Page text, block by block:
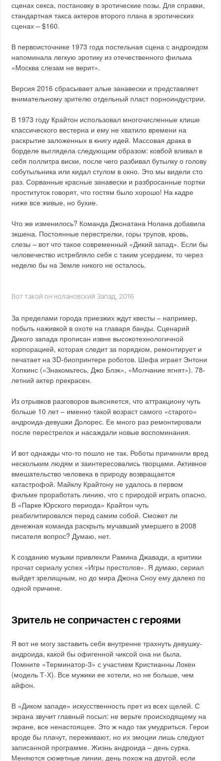
сценах секса, постановку в эротические позы. Для справки,
стандартная такса актеров второго плана в эротических
сценах – $160.
В первоисточнике 1973 года постельная сцена с андроидом
напоминала легкую эротику из отечественного фильма
«Москва слезам не верит».
Версия 2016 сбрасывает алые занавески и представляет
внимательному зрителю отдельный пласт порноиндустрии.
В 1973 году Крайтон использовал многочисленные клише
классического вестерна и ему не хватило времени на
раскрытие заложенных в книгу идей. Массовая драка в
борделе выглядела следующим образом: ковбой вливал в
себя поллитра виски, после чего разбивал бутылку о голову
собутыльника или кидал стулом в окно. Это мы видели сто
раз. Сорванные красные занавески и разбросанные портки
проституток говорят, что гостям было хорошо! На кадре
ниже все живые, но бухие.
Что же изменилось? Команда Джонатана Нолана добавила
экшена. Постоянные перестрелки, горы трупов, кровь,
слезы – вот что такое современный «Дикий запад». Если бы
человечество истребляло себя с таким усердием, то через
неделю бы на Земле никого не осталось.
Вот такой он нолановский Запад, 2016
За пределами города приезжих ждут квесты – например,
побыть наживкой в охоте на главаря банды. Сценарий
Дикого запада прописан извне высокотехнологичной
корпорацией, которая следит за порядком, ремонтирует и
печатает на 3D-биопринтере роботов. Шефа играет Энтони
Хопкинс («Знакомьтесь, Джо Блэк», «Молчание ягнят»). 78-
летний актер прекрасен.
Из отрывков разговоров выясняется, что аттракциону чуть
больше 10 лет – именно такой возраст самого «старого»
андроида-девушки Долорес. Ее много раз ремонтировали
после перестрелок и насаждали новые воспоминания.
И вот однажды что-то пошло не так. Роботы причинили вред
нескольким людям и заинтересовались творцами. Активное
вмешательство человека в природу возвращается
катастрофой. Майклу Крайтону не удалось в первом
фильме проработать линию, что с природой играть опасно.
В «Парке Юрского периода» Крайтон чуть
реабилитировался перед самим собой. Сможет ли
денежная команда раскрыть мучавший умершего в 2008
писателя вопрос? Думаю, нет.
К созданию музыки привлекли Рамина Джавади, а критики
прочат сериалу успех «Игры престолов». Я думаю, сериал
выйдет зрелищным, но до мира Джона Сноу ему далеко по
одной причине.
Зритель не сопричастен с героями
Я вот не могу заставить себя внутренне трахнуть девушку-
андроида, какой бы офигенной чиксой она ни была.
Помните «Терминатор-3» с участием Кристианны Локен
(модель Т-Х). Все мужики ее хотели, но не больше, чем
айфон.
В «Диком западе» искусственность прет из всех щелей. С
экрана звучит главный посыл: не верьте происходящему на
экране, все ненастоящее. Это ж надо так умудриться. Герои
вроде бы плачут, переживают, но их эмоции лишь следуют
записанной программе. Жизнь андроида – день сурка.
Меняются сюжетные линии, день похож на другой, если